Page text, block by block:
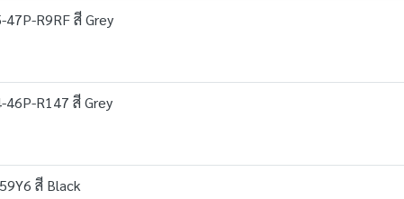
R9RF สี Grey
R147 สี Grey
สี Black